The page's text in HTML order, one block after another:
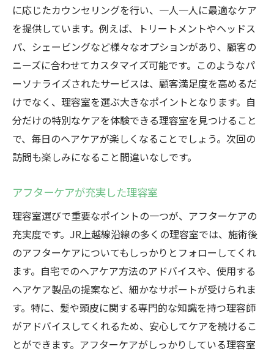
に応じたカウンセリングを行い、一人一人に最適なケア
を提供しています。例えば、トリートメントやヘッドス
パ、シェービングなど様々なオプションがあり、顧客の
ニーズに合わせてカスタマイズ可能です。このようなパ
ーソナライズされたサービスは、顧客満足度を高めるだ
けでなく、理容室を選ぶ大きなポイントとなります。自
分だけの特別なケアを体験できる理容室を見つけること
で、毎日のヘアケアが楽しくなることでしょう。次回の
訪問も楽しみになること間違いなしです。
アフターケアが充実した理容室
理容室選びで重要なポイントの一つが、アフターケアの
充実度です。JR上越線沿線の多くの理容室では、施術後
のアフターケアについてもしっかりとフォローしてくれ
ます。自宅でのヘアケア方法のアドバイスや、使用する
ヘアケア製品の提案など、細かなサポートが受けられま
す。特に、髪や頭皮に関する専門的な知識を持つ理容師
がアドバイスしてくれるため、安心してケアを続けるこ
とができます。アフターケアがしっかりしている理容室